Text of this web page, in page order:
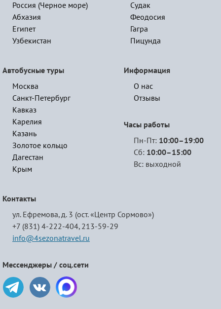
Россия (Черное море)
Абхазия
Египет
Узбекистан
Судак
Феодосия
Гагра
Пицунда
Автобусные туры
Москва
Санкт-Петербург
Кавказ
Карелия
Казань
Золотое кольцо
Дагестан
Крым
Информация
О нас
Отзывы
Часы работы
Пн-Пт: 10:00–19:00
Сб: 10:00–15:00
Вс: выходной
Контакты
ул. Ефремова, д. 3 (ост. «Центр Сормово»)
+7 (831) 4-222-404, 213-59-29
info@4sezonatravel.ru
Мессенджеры / соц.сети